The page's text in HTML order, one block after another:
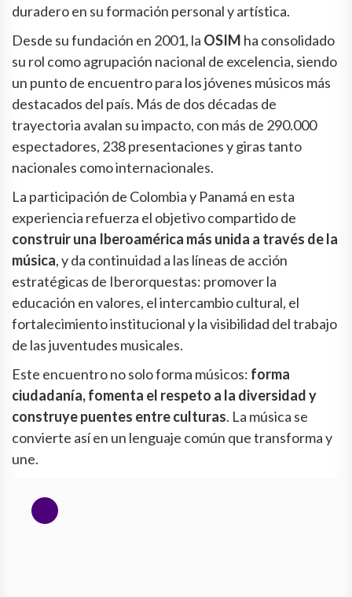
duradero en su formación personal y artística.
Desde su fundación en 2001, la OSIM ha consolidado
su rol como agrupación nacional de excelencia, siendo
un punto de encuentro para los jóvenes músicos más
destacados del país. Más de dos décadas de
trayectoria avalan su impacto, con más de 290.000
espectadores, 238 presentaciones y giras tanto
nacionales como internacionales.
La participación de Colombia y Panamá en esta
experiencia refuerza el objetivo compartido de
construir una Iberoamérica más unida a través de la
música, y da continuidad a las líneas de acción
estratégicas de Iberorquestas: promover la
educación en valores, el intercambio cultural, el
fortalecimiento institucional y la visibilidad del trabajo
de las juventudes musicales.
Este encuentro no solo forma músicos: forma
ciudadanía, fomenta el respeto a la diversidad y
construye puentes entre culturas. La música se
convierte así en un lenguaje común que transforma y
une.